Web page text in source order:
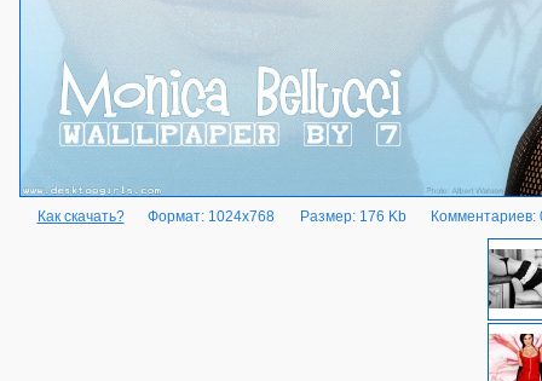
Как скачать? Формат: 1024x768 Размер: 176 Kb Комментариев: